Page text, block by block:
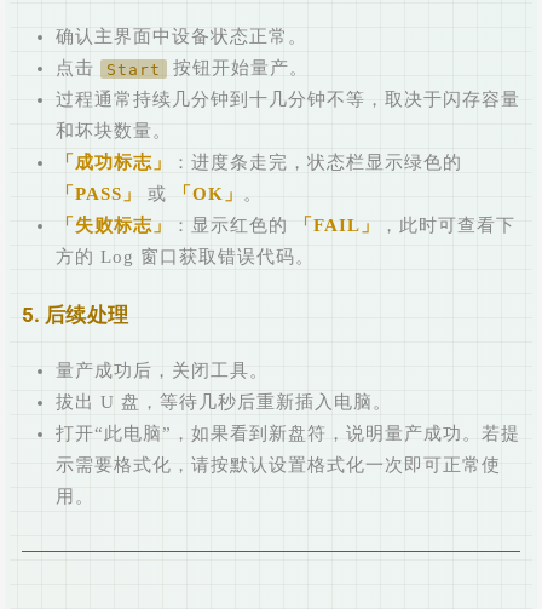
确认主界面中设备状态正常。
点击
Start
按钮开始量产。
过程通常持续几分钟到十几分钟不等，取决于闪存容量
和坏块数量。
成功标志
：进度条走完，状态栏显示绿色的
PASS
或 OK
。
失败标志
：显示红色的 FAIL
，此时可查看下
方的 Log 窗口获取错误代码。
5. 后续处理
量产成功后，关闭工具。
拔出 U 盘，等待几秒后重新插入电脑。
打开“此电脑”，如果看到新盘符，说明量产成功。若提
示需要格式化，请按默认设置格式化一次即可正常使
用。